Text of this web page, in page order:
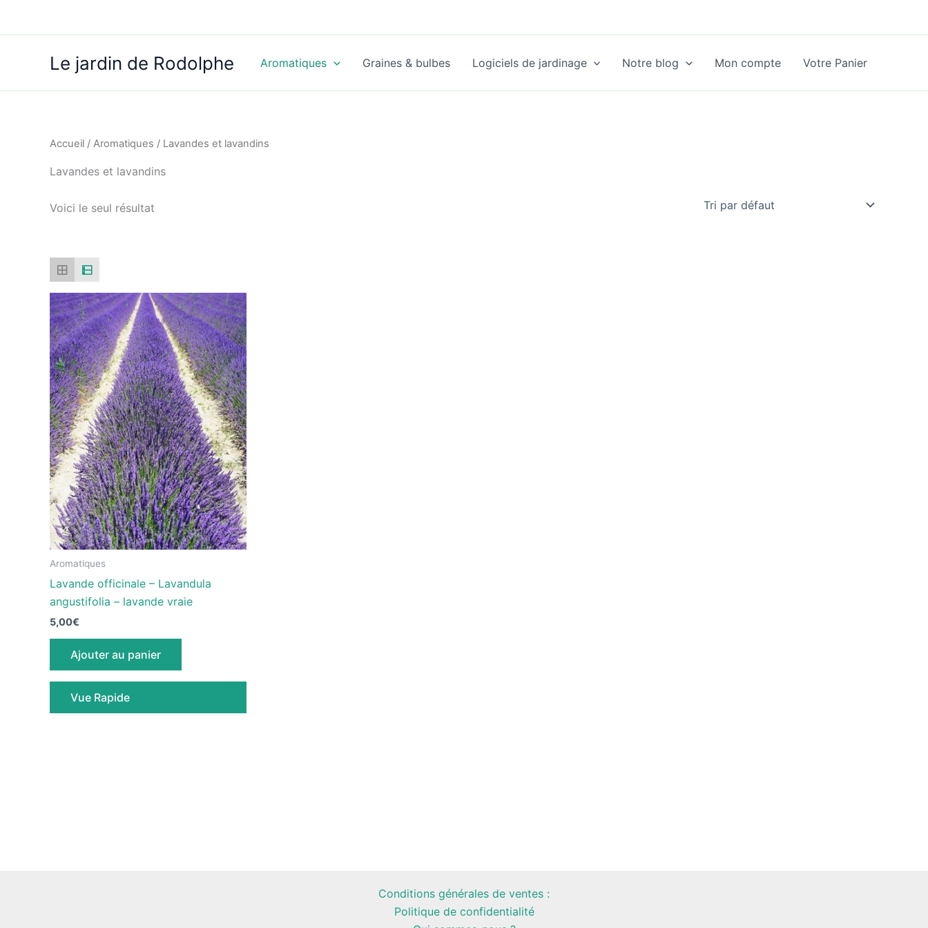
Le jardin de Rodolphe Aromatiques Graines & bulbes Logiciels de jardinage Notre blog Mon compte Votre Panier
Accueil / Aromatiques / Lavandes et lavandins
Lavandes et lavandins
Voici le seul résultat
Aromatiques
Lavande officinale – Lavandula
angustifolia – lavande vraie
5,00€
Ajouter au panier
Vue Rapide
Conditions générales de ventes :
Politique de confidentialité